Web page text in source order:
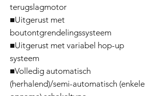
terugslagmotor
■Uitgerust met
boutontgrendelingssysteem
■Uitgerust met variabel hop-up
systeem
■Volledig automatisch
(herhalend)/semi-automatisch (enkele